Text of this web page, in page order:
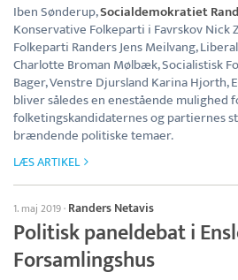
Iben Sønderup,Socialdemokratiet
Konservative Folkeparti i Favrskov Nick
Folkeparti Randers Jens Meilvang,
Charlotte Broman Mølbæk, Socialistisk
Bager, Venstre Djursland Karina Hjorth,
bliver således en enestående mulighed
folketingskandidaternes og partiernes
brændende politiske temaer.
LÆS ARTIKEL
1. maj 2019· Randers Netavis
Politisk paneldebat i
Forsamlingshus